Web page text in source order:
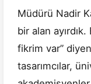
Müdürü Nadir
bir alan
fikrim var”
tasarımcılar,